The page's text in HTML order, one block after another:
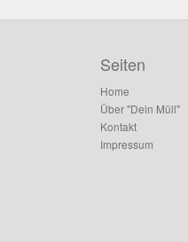
Seiten
Home
Über "Dein Müll"
Kontakt
Impressum